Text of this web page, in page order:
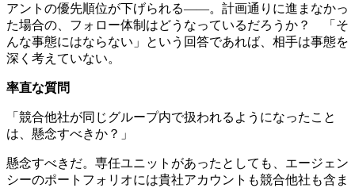
アントの優先順位が下げられる――。計画通りに進まなかっ
た場合の、フォロー体制はどうなっているだろうか？ 「そ
んな事態にはならない」という回答であれば、相手は事態を
深く考えていない。
率直な質問
「競合他社が同じグループ内で扱われるようになったこと
は、懸念すべきか？」
懸念すべきだ。専任ユニットがあったとしても、エージェン
シーのポートフォリオには貴社アカウントも競合他社も含ま